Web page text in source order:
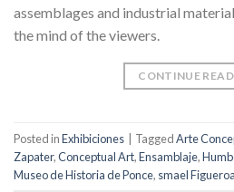
assemblages and industrial
the mind of the viewers.
CONTINUE
Posted inExhibiciones TaggedArte
Zapater,Conceptual Art,Ensamblaje,
Museo de Historia de Ponce, smael Figueroa